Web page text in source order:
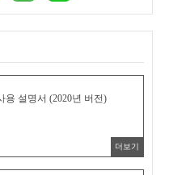
용 설명서 (2020년 버전)
더보기